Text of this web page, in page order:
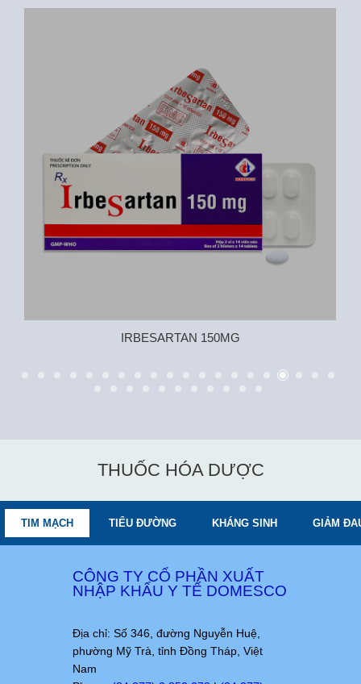
IRBESARTAN 150MG
THUỐC HÓA DƯỢC
TIM MẠCH TIỂU ĐƯỜNG KHÁNG SINH GIẢM
CÔNG TY CỔ PHẦN XUẤT
NHẬP KHẨU Y TẾ DOMESCO
Địa chỉ: Số 346, đường Nguyễn Huệ,
phường Mỹ Trà, tỉnh Đồng Tháp, Việt
Nam